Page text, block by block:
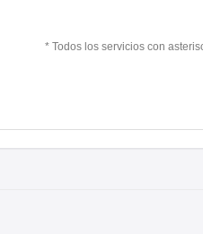
* Todos los servicios con